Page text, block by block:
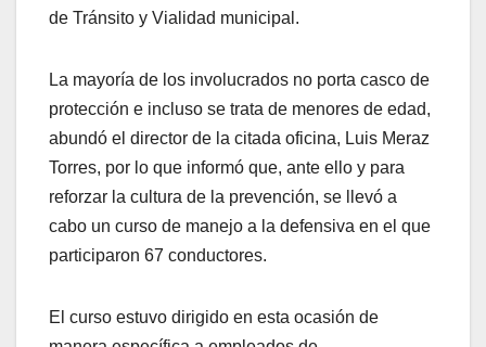
de Tránsito y Vialidad municipal.
La mayoría de los involucrados no porta casco de
protección e incluso se trata de menores de edad,
abundó el director de la citada oficina, Luis Meraz
Torres, por lo que informó que, ante ello y para
reforzar la cultura de la prevención, se llevó a
cabo un curso de manejo a la defensiva en el que
participaron 67 conductores.
El curso estuvo dirigido en esta ocasión de